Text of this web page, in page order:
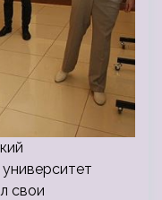
свои